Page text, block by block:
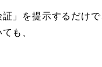
」を提示するだけ
も、